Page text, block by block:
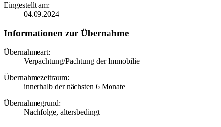
Eingestellt am:
04.09.2024
Informationen zur Übernahme
Übernahmeart:
Verpachtung/Pachtung der Immobilie
Übernahmezeitraum:
innerhalb der nächsten 6 Monate
Übernahmegrund:
Nachfolge, altersbedingt